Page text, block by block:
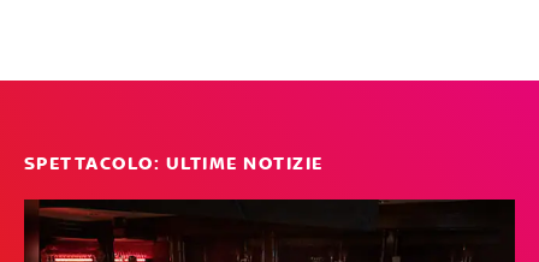
SPETTACOLO: ULTIME NOTIZIE